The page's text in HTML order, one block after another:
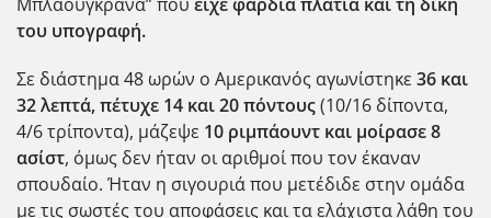
του υπογραφή.
Σε διάστημα 48 ωρών ο Αμερικανός αγωνίστηκε 36 και
32 λεπτά, πέτυχε 14 και 20 πόντους(10/16 δίποντα,
4/6 τρίποντα), μάζεψε 10 ριμπάουντ και μοίρασε 8
ασίστ, όμως δεν ήταν οι αριθμοί που τον έκαναν
σπουδαίο. Ήταν η σιγουριά που μετέδιδε στην ομάδα
με τις σωστές του αποφάσεις και τα ελάχιστα λάθη του